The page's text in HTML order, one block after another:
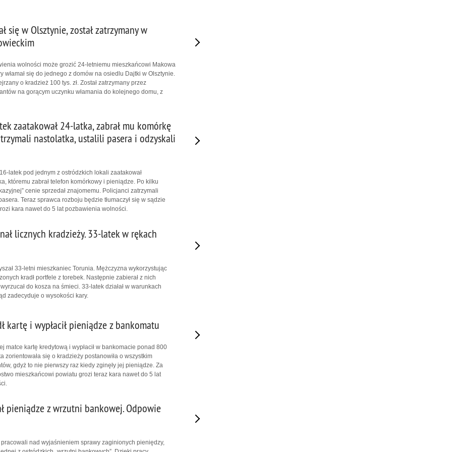
się w Olsztynie, został zatrzymany w
wolności może grozić 24-letniemu mieszkańcowi Makowa
włamał się do jednego z domów na osiedlu Dajtki w Olsztynie.
o kradzież 100 tys. zł. Został zatrzymany przez
na gorącym uczynku włamania do kolejnego domu, z
zaatakował 24-latka, zabrał mu komórkę
nastolatka, ustalili pasera i odzyskali
latek pod jednym z ostródzkich lokali zaatakował
któremu zabrał telefon komórkowy i pieniądze. Po kilku
cenie sprzedał znajomemu. Policjanci zatrzymali
Teraz sprawca rozboju będzie tłumaczył się w sądzie
kara nawet do 5 lat pozbawienia wolności.
licznych kradzieży. 33-latek w rękach
33-letni mieszkaniec Torunia. Mężczyzna wykorzystując
kradł portfele z torebek. Następnie zabierał z nich
do kosza na śmieci. 33-latek działał w warunkach
zadecyduje o wysokości kary.
kartę i wypłacił pieniądze z bankomatu
matce kartę kredytową i wypłacił w bankomacie ponad 800
zorientowała się o kradzieży postanowiła o wszystkim
gdyż to nie pierwszy raz kiedy zginęły jej pieniądze. Za
mieszkańcowi powiatu grozi teraz kara nawet do 5 lat
pieniądze z wrzutni bankowej. Odpowie
nad wyjaśnieniem sprawy zaginionych pieniędzy,